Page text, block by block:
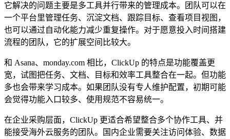
它解决的问题主要是多工具并行带来的管理成本。团队可以在
一个平台里管理任务、沉淀文档、跟踪目标、查看项目视图，
也可以通过自动化能力减少重复操作。对于愿意投入时间搭建
流程的团队，它的扩展空间比较大。
和 Asana、monday.com 相比，ClickUp 的特点是功能覆盖更
宽，试图把任务、文档、目标和效率工具整合在一起。但功能
多也会带来学习成本。如果团队没有专人维护配置，初期可能
会觉得功能入口较多、使用规范不容易统一。
在企业采购层面，ClickUp 更适合希望整合多个协作工具、并
能接受海外云服务的团队。国内企业需要关注访问体验、数据